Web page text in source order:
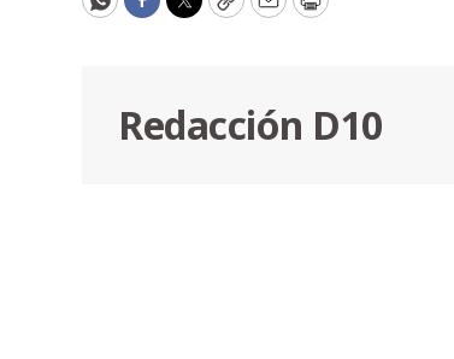
WhatsApp
Facebook
Twitter
CopyEmailPrint
Redacción D10